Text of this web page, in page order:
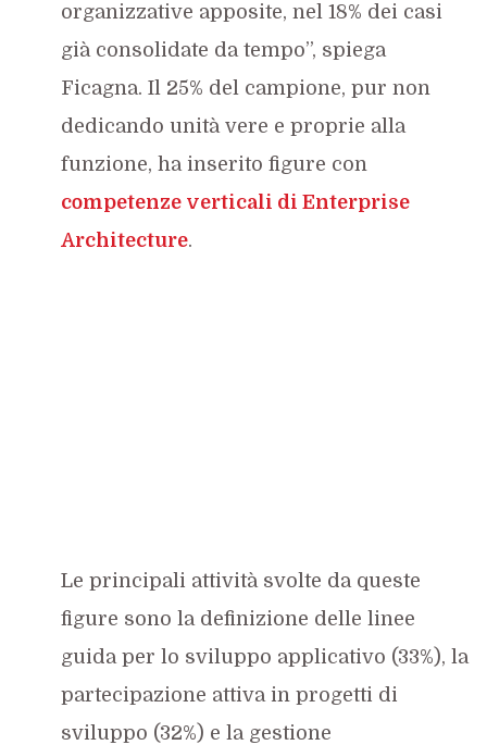
organizzative apposite, nel 18% dei casi
già consolidate da tempo”, spiega
Ficagna. Il 25% del campione, pur non
dedicando unità vere e proprie alla
funzione, ha inserito figure con
competenze verticali di Enterprise
Architecture.
Le principali attività svolte da queste
figure sono la definizione delle linee
guida per lo sviluppo applicativo (33%), la
partecipazione attiva in progetti di
sviluppo (32%) e la gestione